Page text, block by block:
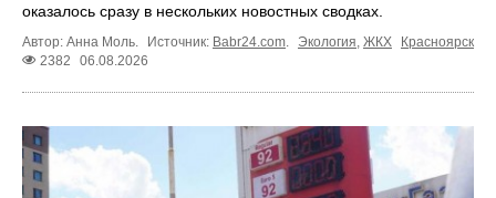
оказалось сразу в нескольких новостных сводках.
Автор: Анна Моль. Источник: Babr24.com. Экология, ЖКХ
Красноярск
2382
06.08.2026